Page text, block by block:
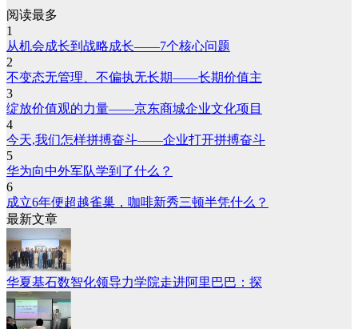
阅读最多
1
从机会成长到战略成长——7个核心问题
2
不变态无管理、不偏执无长期——长期价值主
3
绽放价值观的力量——京东商城企业文化项目
4
今天,我们怎样拼搏奋斗——企业打开拼搏奋斗
5
华为向中外军队学到了什么？
6
成立6年便超越雀巢，咖啡新秀三顿半凭什么？
最新文章
华夏基石数智化领导力学院走进阿里巴巴：探